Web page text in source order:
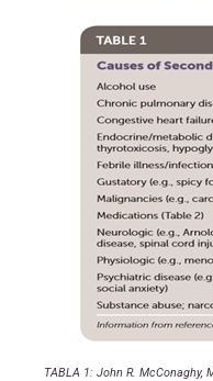
TABLA 1: John R. McConaghy,